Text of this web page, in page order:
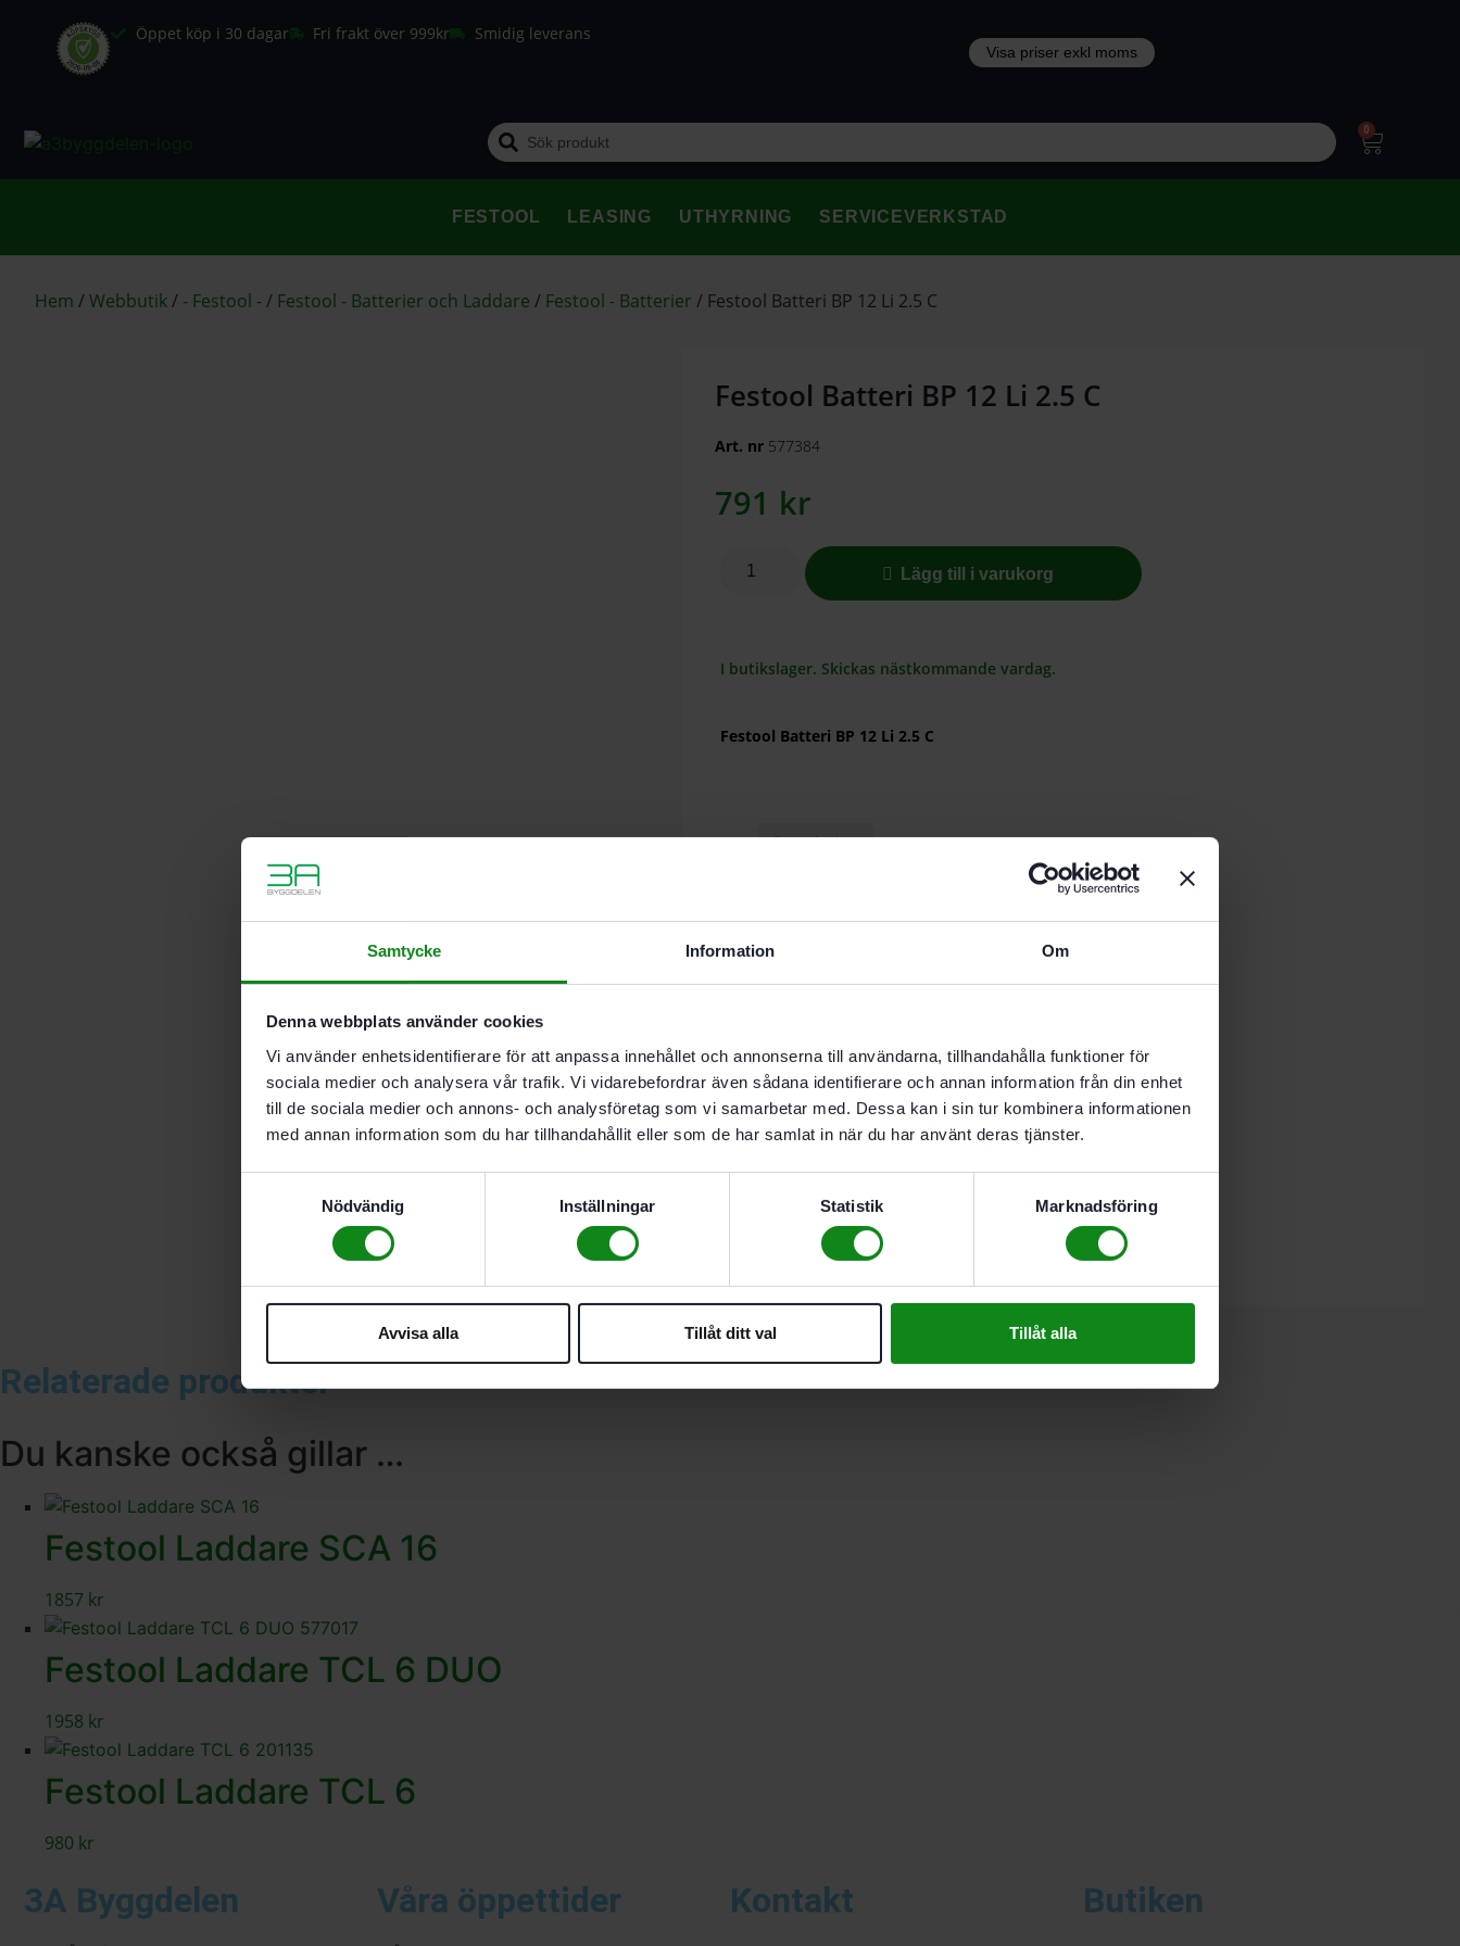
Samtycke Information Om
Denna webbplats använder cookies
Vi använder enhetsidentifierare för att anpassa innehållet och annonserna till användarna, tillhandahålla funktioner för
sociala medier och analysera vår trafik. Vi vidarebefordrar även sådana identifierare och annan information från din enhet
till de sociala medier och annons- och analysföretag som vi samarbetar med. Dessa kan i sin tur kombinera informationen
med annan information som du har tillhandahållit eller som de har samlat in när du har använt deras tjänster.
Nödvändig
Inställningar Statistik Marknadsföring
Avvisa alla Tillåt ditt val Tillåt alla
Öppet köp i 30 dagar Fri frakt över 999kr Smidig leverans
0
FESTOOL LEASING UTHYRNING SERVICEVERKSTAD
Hem /Webbutik/ - Festool -/ Festool - Batterier och Laddare / Festool - Batterier / Festool Batteri BP 12 Li 2.5 C
Festool Batteri BP 12 Li 2.5 C
Art. nr 577384
791 kr
Lägg till i varukorg
I butikslager. Skickas nästkommande vardag.
Festool Batteri BP 12 Li 2.5 C
Beskrivning
2,50 Ah
Vikt 0,27 kg
Bli först med att recensera ”Festool Batteri BP 12 Li 2.5 C”
Du måste varainloggad för att skriva en recension.
Relaterade produkter
Du kanske också gillar …
Festool Laddare SCA 16
1857 kr
Festool Laddare TCL 6 DUO
1958 kr
Festool Laddare TCL 6
980 kr
3A Byggdelen Våra öppettider Kontakt Butiken